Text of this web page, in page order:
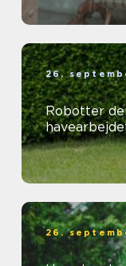
26.
Robotter
26.